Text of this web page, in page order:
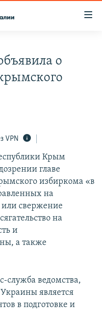
СОПРОТИВЛЕНИЯ
о
VPN
Крым
главе
избиркома «в
на
свержение
на
и
а также
служба ведомства,
является
в подготовке и